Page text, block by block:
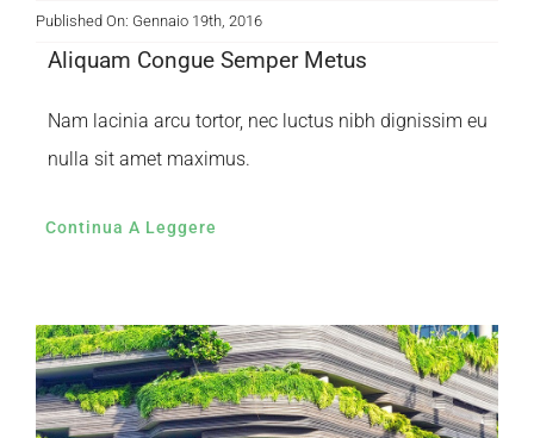
Published On: Gennaio 19th, 2016
Aliquam Congue Semper Metus
Nam lacinia arcu tortor, nec luctus nibh dignissim eu
nulla sit amet maximus.
Continua A Leggere